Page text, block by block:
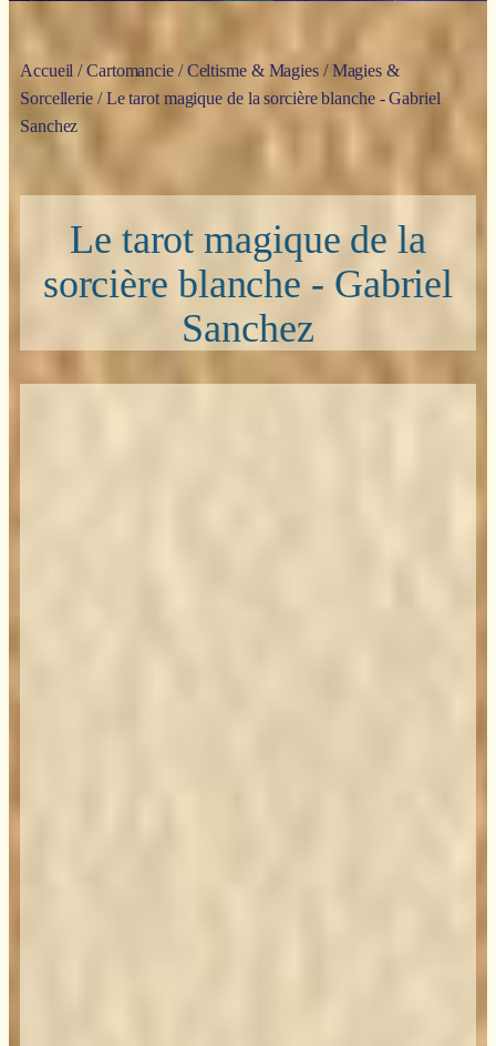
Accueil /Cartomancie/Celtisme & Magies/Magies &
Sorcellerie/ Le tarot magique de la sorcière blanche - Gabriel
Sanchez
Le tarot magique de la
sorcière blanche - Gabriel
Sanchez